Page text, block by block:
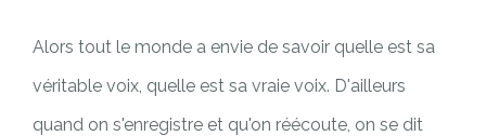
Alors tout le monde a envie de savoir quelle est sa
véritable voix, quelle est sa vraie voix. D'ailleurs
quand on s'enregistre et qu'on réécoute, on se dit